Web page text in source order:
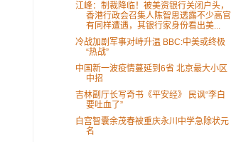
江峰：制裁降临！被美资银行关闭户头，
香港行政会召集人陈智思透露不少高官
有同样遭遇，其银行家身份看出美...
冷战加剧军事对峙升温 BBC:中美或终极
“热战”
中国新一波疫情蔓延到6省 北京最大小区
中招
吉林副厅长写奇书《平安经》 民讽“李白
要吐血了”
白宫智囊余茂春被重庆永川中学急除状元
名